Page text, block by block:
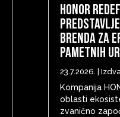
HONOR
brenda za
pametnih
23.7.2026.
Kompanija
oblasti
zvanično